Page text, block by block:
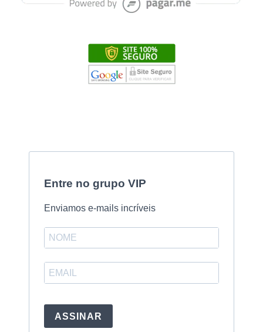
Entre no grupo VIP
Enviamos e-mails incríveis
ASSINAR